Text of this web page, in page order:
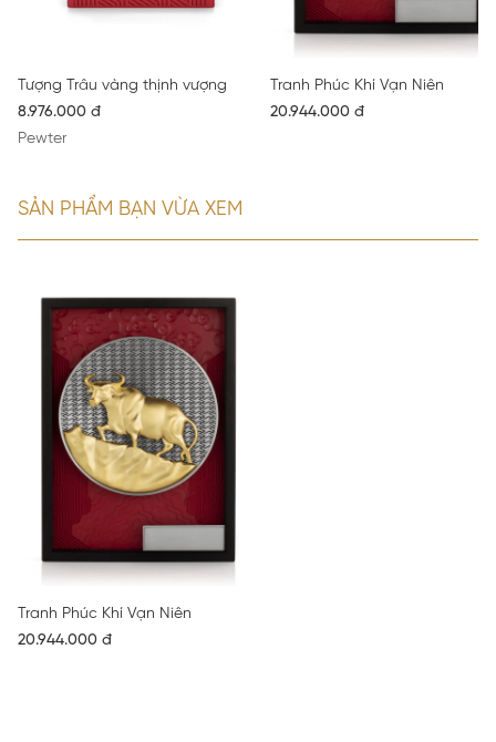
Tượng Trâu vàng thịnh vượng
8.976.000 đ
Pewter
Tranh Phúc Khí Vạn Niên
20.944.000 đ
SẢN PHẨM BẠN VỪA XEM
Tranh Phúc Khí Vạn Niên
20.944.000 đ